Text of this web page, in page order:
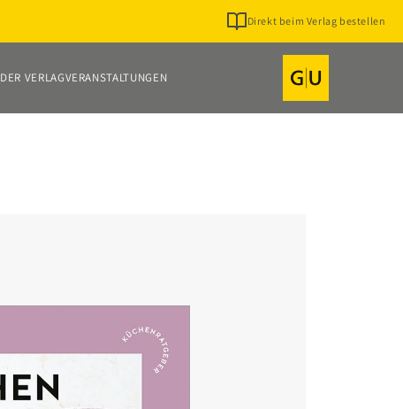
Direkt beim Verlag bestellen
DER VERLAGVERANSTALTUNGEN